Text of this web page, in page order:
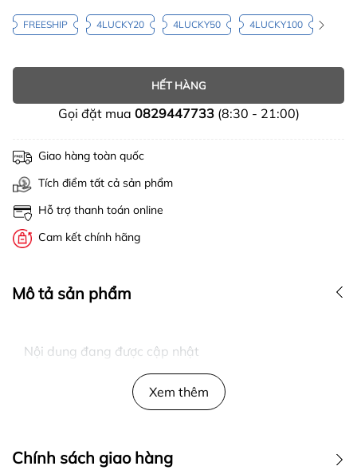
FREESHIP 4LUCKY20 4LUCKY50 4LUCKY100
HẾT HÀNG
Gọi đặt mua 0829447733(8:30 - 21:00)
Giao hàng toàn quốc
Tích điểm tất cả sản phẩm
Hỗ trợ thanh toán online
Cam kết chính hãng
Mô tả sản phẩm
Nội dung đang được cập nhật
Xem thêm
Chính sách giao hàng